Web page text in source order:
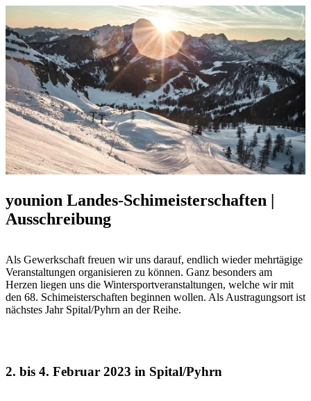
younion Landes-Schimeisterschaften |
Ausschreibung
Als Gewerkschaft freuen wir uns darauf, endlich wieder mehrtägige
Veranstaltungen organisieren zu können. Ganz besonders am
Herzen liegen uns die Wintersportveranstaltungen, welche wir mit
den 68. Schimeisterschaften beginnen wollen. Als Austragungsort ist
nächstes Jahr Spital/Pyhrn an der Reihe.
2. bis 4. Februar 2023 in Spital/Pyhrn